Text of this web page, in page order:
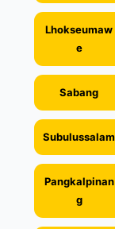
Lhokseumaw
e
Sabang
Subulussalam
Pangkalpinan
g